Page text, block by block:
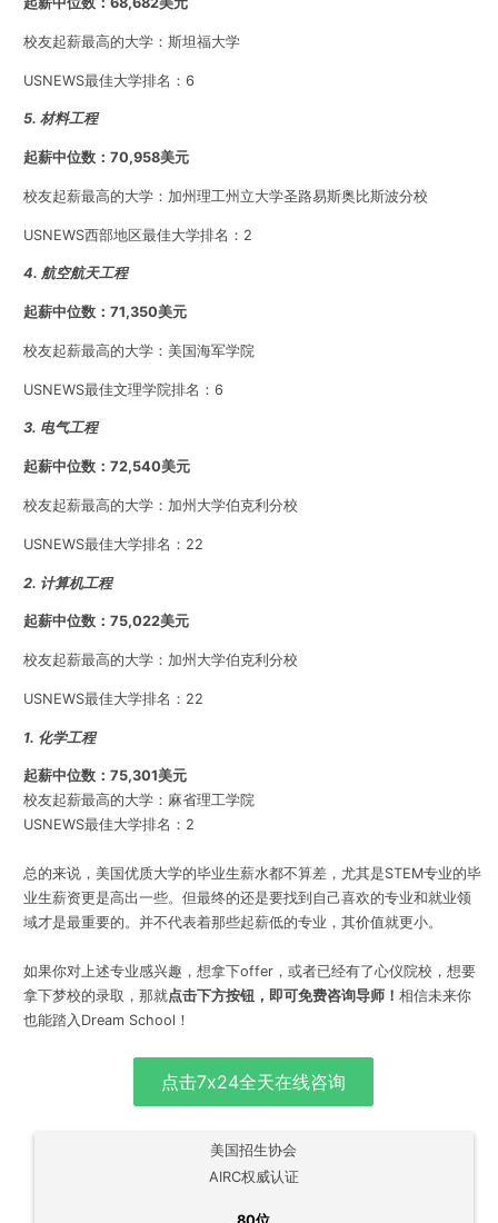
校友起薪最高的大学：斯坦福大学
USNEWS最佳大学排名：6
5. 材料工程
起薪中位数：70,958美元
校友起薪最高的大学：加州理工州立大学圣路易斯奥比斯波分校
USNEWS西部地区最佳大学排名：2
4. 航空航天工程
起薪中位数：71,350美元
校友起薪最高的大学：美国海军学院
USNEWS最佳文理学院排名：6
3. 电气工程
起薪中位数：72,540美元
校友起薪最高的大学：加州大学伯克利分校
USNEWS最佳大学排名：22
2. 计算机工程
起薪中位数：75,022美元
校友起薪最高的大学：加州大学伯克利分校
USNEWS最佳大学排名：22
1. 化学工程
起薪中位数：75,301美元
校友起薪最高的大学： 麻省理工学院
USNEWS最佳大学排名： 2
总的来说，美国优质大学的毕业生薪水都不算差，尤其是STEM专业的毕
业生薪资更是高出一些。但最终的还是要找到自己喜欢的专业和就业领
域才是最重要的。 并不代表着那些起薪低的专业，其价值就更小。
如果你对上述专业感兴趣，想拿下offer，或者已经有了心仪院校，想要
拿下梦校的录取，那就点击下方按钮，即可免费咨询导师！ 相信未来你
也能踏入Dream School！
点击7x24全天在线咨询
美国招生协会
AIRC权威认证